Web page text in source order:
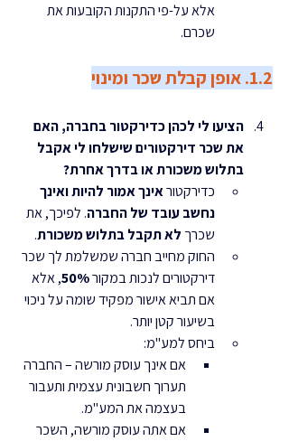
אלא על-פי התקנות הקובעות את
שכרם.
1.2. אופן קבלת שכר ומינוי
הציעו לי לכהן כדירקטור בחברה, האם
את שכר דירקטורים שישלחו לי אקבל
בתלוש משכורת או בדרך אחרת?
כדירקטור אינך אמור להיות ואינך
נחשב עובד של החברה. לפיכך, את
שכרך לא תקבל בתלוש משכורת.
החוק מחייב חברה שמשלמת לך שכר
דירקטורים לנכות במקור 50%, אלא
אם תביא אישור מפקיד שומה על ניכוי
בשיעור קטן יותר.
ביחס למע"מ:
אם אינך עוסק מורשה – החברה
תערוך חשבונית עצמית ותעבור
בעצמה את המע"מ.
אם אתה עוסק מורשה, השכר